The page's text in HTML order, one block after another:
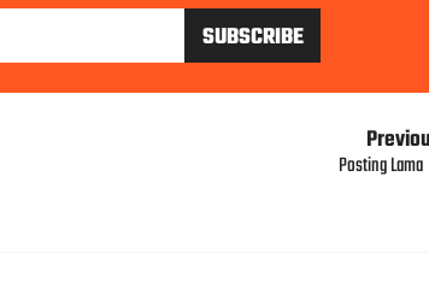
Posting Lama